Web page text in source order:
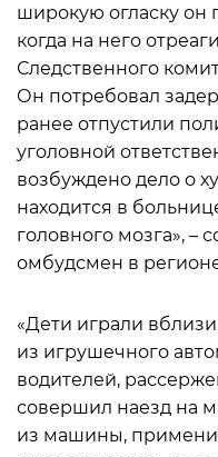
широкую огласку он
когда на него
Следственного
Он потребовал
ранее отпустили
уголовной
возбуждено дело о
находится в
головного мозга», –
омбудсмен в
«Дети играли
из игрушечного
водителей,
совершил наезд на
из машины,